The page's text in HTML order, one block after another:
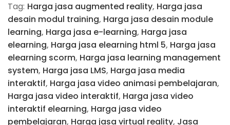
Tag: Harga jasa augmented reality, Harga jasa
desain modul training, Harga jasa desain module
learning, Harga jasa e-learning, Harga jasa
elearning, Harga jasa elearning html 5, Harga jasa
elearning scorm, Harga jasa learning management
system, Harga jasa LMS, Harga jasa media
interaktif, Harga jasa video animasi pembelajaran,
Harga jasa video interaktif, Harga jasa video
interaktif elearning, Harga jasa video
pembelajaran, Harga jasa virtual reality, Jasa